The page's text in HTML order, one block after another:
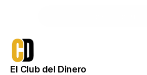
El Club del Dinero